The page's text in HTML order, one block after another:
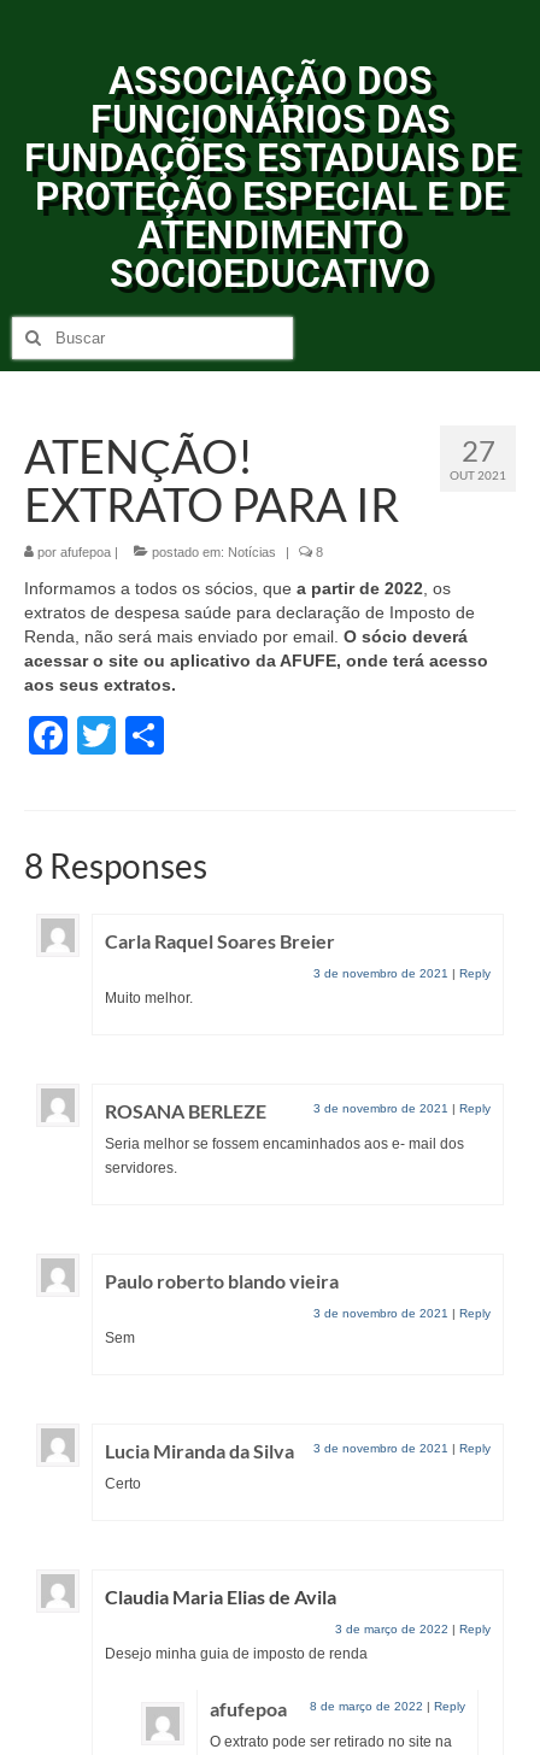
ASSOCIAÇÃO DOS
FUNCIONÁRIOS DAS
FUNDAÇÕES ESTADUAIS DE
PROTEÇÃO ESPECIAL E DE
ATENDIMENTO
SOCIOEDUCATIVO
27
OUT 2021
ATENÇÃO!
EXTRATO PARA IR
por afufepoa postado em: Notícias 8
Informamos a todos os sócios, que a partir de 2022, os
extratos de despesa saúde para declaração de Imposto de
Renda, não será mais enviado por email. O sócio deverá
acessar o site ou aplicativo da AFUFE, onde terá acesso
aos seus extratos.
Facebook
Twitter
8 Responses
Carla Raquel Soares Breier
3 de novembro de 2021 | Reply
Muito melhor.
ROSANA BERLEZE 3 de novembro de 2021 | Reply
Seria melhor se fossem encaminhados aos e- mail dos
servidores.
Paulo roberto blando vieira
3 de novembro de 2021 | Reply
Sem
Lucia Miranda da Silva 3 de novembro de 2021 | Reply
Certo
Claudia Maria Elias de Avila
3 de março de 2022 | Reply
Desejo minha guia de imposto de renda
afufepoa 8 de março de 2022 | Reply
O extrato pode ser retirado no site na